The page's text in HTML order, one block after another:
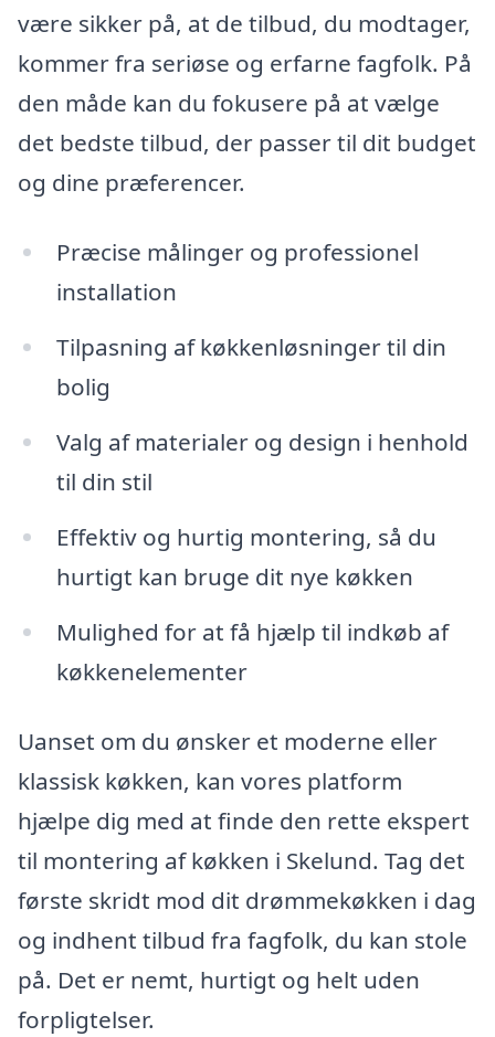
være sikker på, at de tilbud, du modtager,
kommer fra seriøse og erfarne fagfolk. På
den måde kan du fokusere på at vælge
det bedste tilbud, der passer til dit budget
og dine præferencer.
Præcise målinger og professionel
installation
Tilpasning af køkkenløsninger til din
bolig
Valg af materialer og design i henhold
til din stil
Effektiv og hurtig montering, så du
hurtigt kan bruge dit nye køkken
Mulighed for at få hjælp til indkøb af
køkkenelementer
Uanset om du ønsker et moderne eller
klassisk køkken, kan vores platform
hjælpe dig med at finde den rette ekspert
til montering af køkken i Skelund. Tag det
første skridt mod dit drømmekøkken i dag
og indhent tilbud fra fagfolk, du kan stole
på. Det er nemt, hurtigt og helt uden
forpligtelser.